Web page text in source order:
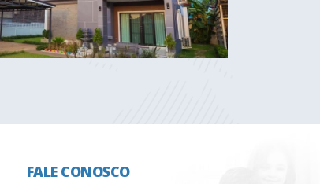
FALE CONOSCO